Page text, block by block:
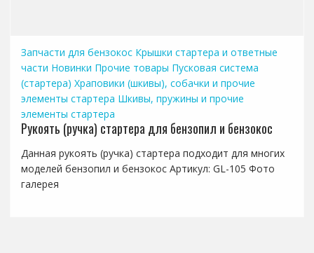
Запчасти для бензокос Крышки стартера и ответные
части Новинки Прочие товары Пусковая система
(стартера) Храповики (шкивы), собачки и прочие
элементы стартера Шкивы, пружины и прочие
элементы стартера
Рукоять (ручка) стартера для бензопил и бензокос
Данная рукоять (ручка) стартера подходит для многих
моделей бензопил и бензокос Артикул: GL-105 Фото
галерея